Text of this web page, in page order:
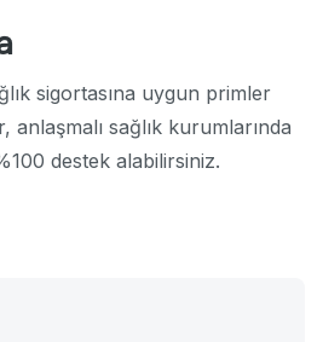
sigortasına uygun primler
sağlık kurumlarında
destek alabilirsiniz.